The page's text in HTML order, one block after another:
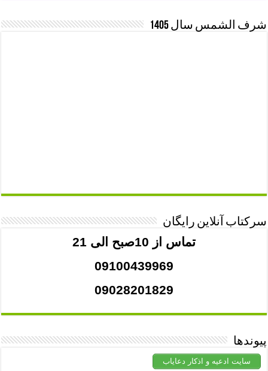
شرف الشمس سال 1405
سرکتاب آنلاین رایگان
تماس از 10صبح الی 21
09100439969
09028201829
پیوندها
سایت ادعیه و اذکار دعایاب